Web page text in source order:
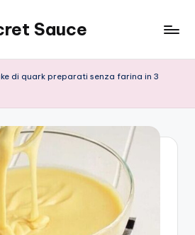
Sauce
di quark preparati senza farina in 3